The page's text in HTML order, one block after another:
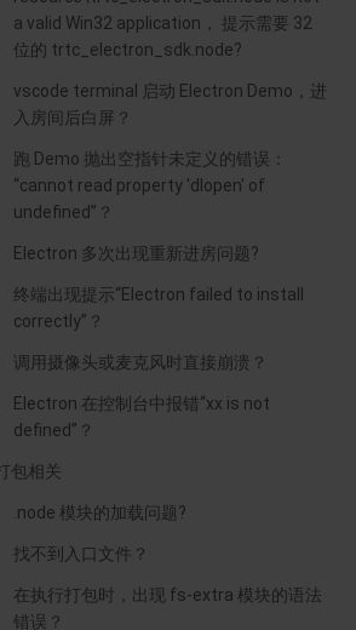
a valid Win32 application， 提示需要 32
位的 trtc_electron_sdk.node?
vscode terminal 启动 Electron Demo，进
入房间后白屏？
跑 Demo 抛出空指针未定义的错误：
“cannot read property 'dlopen' of
undefined”？
Electron 多次出现重新进房问题?
终端出现提示“Electron failed to install
correctly”？
调用摄像头或麦克风时直接崩溃？
Electron 在控制台中报错“xx is not
defined”？
包相关
.node 模块的加载问题?
找不到入口文件？
在执行打包时，出现 fs-extra 模块的语法
错误？